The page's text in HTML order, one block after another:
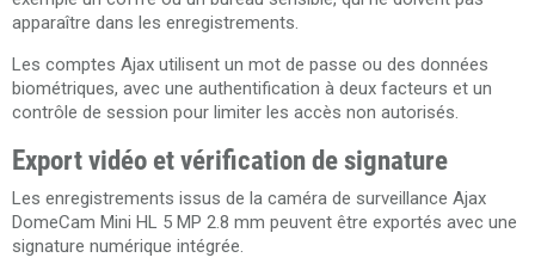
apparaître dans les enregistrements.
Les comptes Ajax utilisent un mot de passe ou des données
biométriques, avec une authentification à deux facteurs et un
contrôle de session pour limiter les accès non autorisés.
Export vidéo et vérification de signature
Les enregistrements issus de la caméra de surveillance Ajax
DomeCam Mini HL 5 MP 2.8 mm peuvent être exportés avec une
signature numérique intégrée.